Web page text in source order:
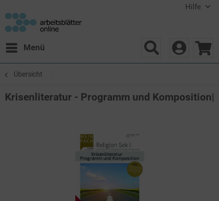
Hilfe
Menü
Übersicht
Krisenliteratur - Programm und Komposition|